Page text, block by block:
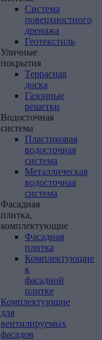
Система
поверхностного
дренажа
Геотекстиль
Уличные
покрытия
Террасная
доска
Газонные
решетки
Водосточная
система
Пластиковая
водосточная
система
Металлическая
водосточная
система
Фасадная
плитка,
комплектующие
Фасадная
плитка
Комплектующие
к
фасадной
плитке
Комплектующие
для
вентилируемых
фасадов